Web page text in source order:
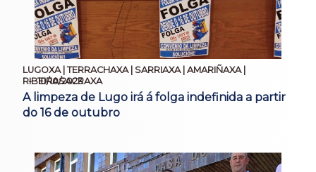
LUGOXA | TERRACHAXA | SARRIAXA | AMARIÑAXA |
RIBEIRASACRAXA
10/10/2023
A limpeza de Lugo irá á folga indefinida a partir
do 16 de outubro